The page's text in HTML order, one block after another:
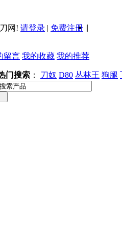
网! 请登录 | 免费注册 ||
留言 我的收藏 我的推荐
门搜索 ： 刀奴 D80 丛林王 狗腿